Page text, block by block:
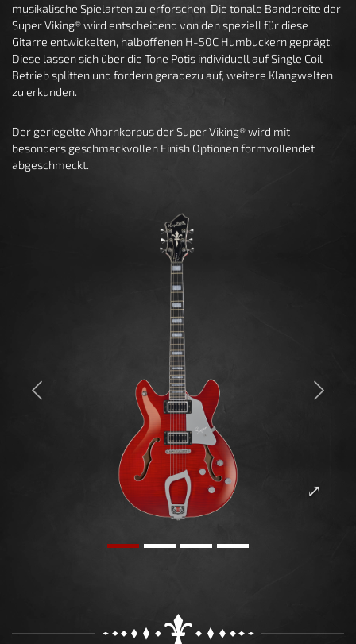
musikalische Spielarten zu erforschen. Die tonale Bandbreite der
Super Viking® wird entscheidend von den speziell für diese
Gitarre entwickelten, halboffenen H-50C Humbuckern geprägt.
Diese lassen sich über die Tone Potis individuell auf Single Coil
Betrieb splitten und fordern geradezu auf, weitere Klangwelten
zu erkunden.
Der geriegelte Ahornkorpus der Super Viking® wird mit
besonders geschmackvollen Finish Optionen formvollendet
abgeschmeckt.
Previous Next